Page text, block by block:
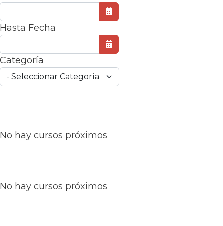
Abrir el calendario
Hasta Fecha
Abrir el calendario
Categoría
No hay cursos próximos
No hay cursos próximos